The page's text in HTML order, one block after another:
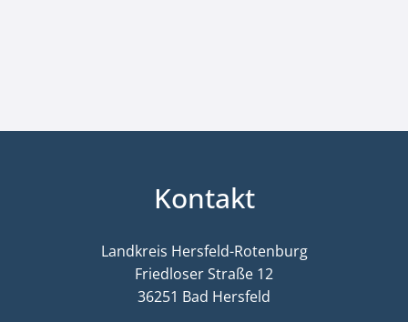
Kontakt
Landkreis Hersfeld-Rotenburg
Friedloser Straße 12
36251 Bad Hersfeld